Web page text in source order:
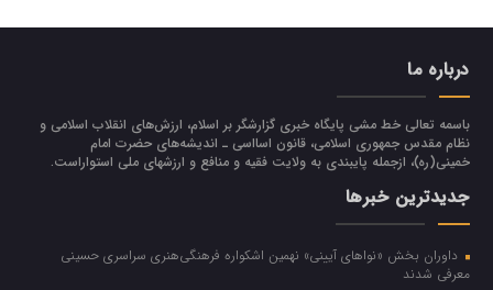
درباره ما
باسمه تعالی خط مشی پایگاه خبری گزارشگر بر اسلام، ارزش‌هاي انقلاب اسلامي و
نظام مقدس جمهوري اسلامي، قانون اسااسی ـ انديشه‌هاي حضرت امام
خميني(ره)، ازجمله پایبندی به ولايت فقيه و منافع و ارزشهاي ملي استواراست.
جدیدترین خبرها
داوران بخش «نواهای آیینی» نهمین اشکواره فرهنگی‌هنری سراسری حسینی
معرفی شدند